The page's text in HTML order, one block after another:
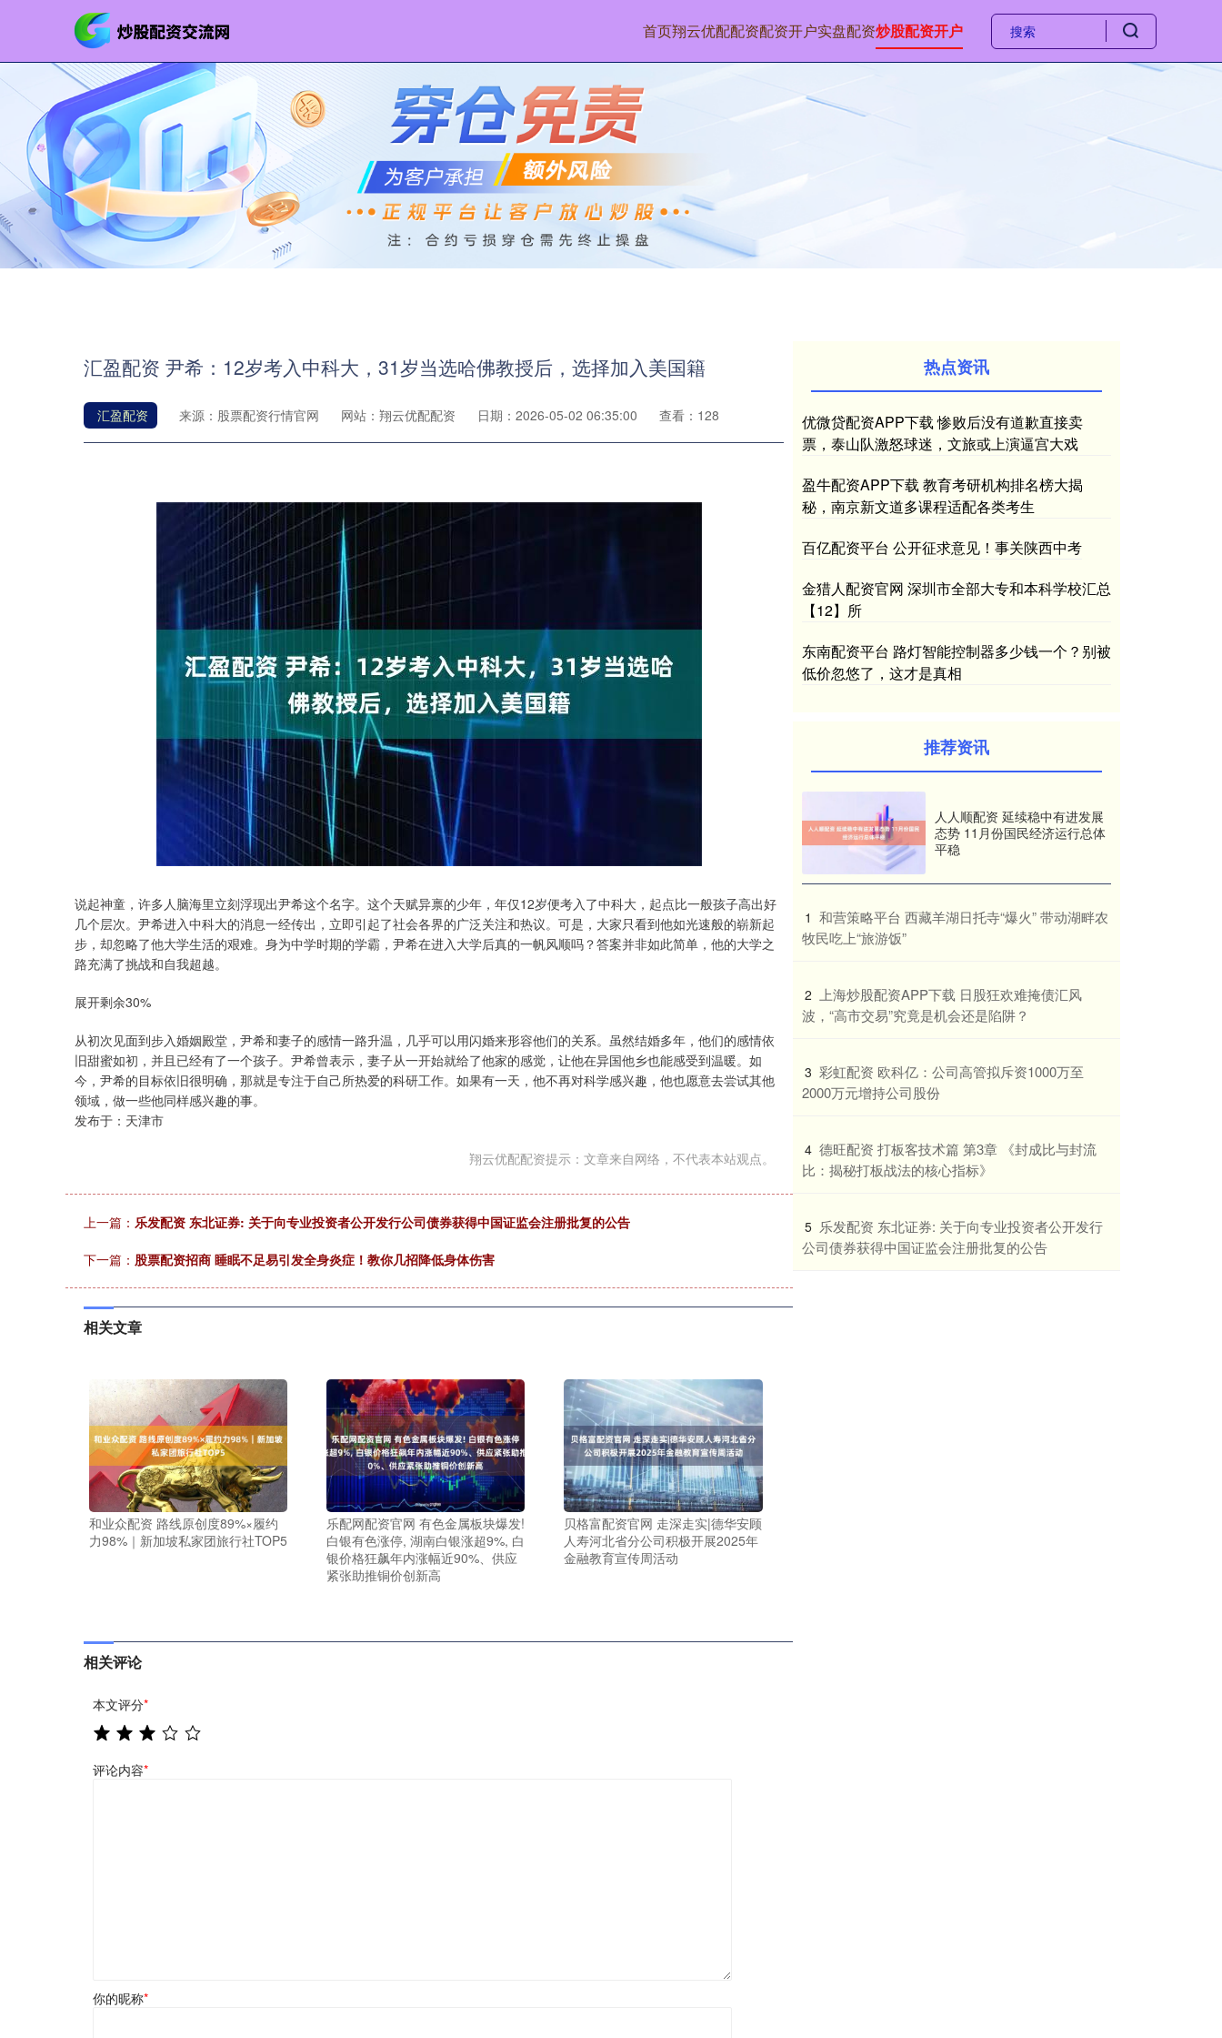
首页翔云优配配资配资开户实盘配资炒股配资开户
汇盈配资 尹希：12岁考入中科大，31岁当选哈佛教授后，选择加入美国籍
汇盈配资 来源：股票配资行情官网 网站：翔云优配配资 日期：2026-05-02 06:35:00 查看：128
说起神童，许多人脑海里立刻浮现出尹希这个名字。这个天赋异禀的少年，年仅12岁便考入了中科大，起点比一般孩子高出好
几个层次。尹希进入中科大的消息一经传出，立即引起了社会各界的广泛关注和热议。可是，大家只看到他如光速般的崭新起
步，却忽略了他大学生活的艰难。身为中学时期的学霸，尹希在进入大学后真的一帆风顺吗？答案并非如此简单，他的大学之
路充满了挑战和自我超越。
展开剩余30%
从初次见面到步入婚姻殿堂，尹希和妻子的感情一路升温，几乎可以用闪婚来形容他们的关系。虽然结婚多年，他们的感情依
旧甜蜜如初，并且已经有了一个孩子。尹希曾表示，妻子从一开始就给了他家的感觉，让他在异国他乡也能感受到温暖。如
今，尹希的目标依旧很明确，那就是专注于自己所热爱的科研工作。如果有一天，他不再对科学感兴趣，他也愿意去尝试其他
领域，做一些他同样感兴趣的事。
发布于：天津市
翔云优配配资提示：文章来自网络，不代表本站观点。
上一篇： 乐发配资 东北证券: 关于向专业投资者公开发行公司债券获得中国证监会注册批复的公告
下一篇： 股票配资招商 睡眠不足易引发全身炎症！教你几招降低身体伤害
相关文章
和业众配资 路线原创度89%×履约
力98%｜新加坡私家团旅行社TOP5
乐配网配资官网 有色金属板块爆发!
白银有色涨停, 湖南白银涨超9%, 白
银价格狂飙年内涨幅近90%、供应
紧张助推铜价创新高
贝格富配资官网 走深走实|德华安顾
人寿河北省分公司积极开展2025年
金融教育宣传周活动
相关评论
本文评分*
评论内容*
你的昵称*
热点资讯
优微贷配资APP下载 惨败后没有道歉直接卖
票，泰山队激怒球迷，文旅或上演逼宫大戏
盈牛配资APP下载 教育考研机构排名榜大揭
秘，南京新文道多课程适配各类考生
百亿配资平台 公开征求意见！事关陕西中考
金猎人配资官网 深圳市全部大专和本科学校汇总
【12】所
东南配资平台 路灯智能控制器多少钱一个？别被
低价忽悠了，这才是真相
推荐资讯
人人顺配资 延续稳中有进发展
态势 11月份国民经济运行总体
平稳
1 ​和营策略平台 西藏羊湖日托寺“爆火” 带动湖畔农
牧民吃上“旅游饭”
2
​上海炒股配资APP下载 日股狂欢难掩债汇风
波，“高市交易”究竟是机会还是陷阱？
3 ​彩虹配资 欧科亿：公司高管拟斥资1000万至
2000万元增持公司股份
4 ​德旺配资 打板客技术篇 第3章 《封成比与封流
比：揭秘打板战法的核心指标》
5 ​乐发配资 东北证券: 关于向专业投资者公开发行
公司债券获得中国证监会注册批复的公告